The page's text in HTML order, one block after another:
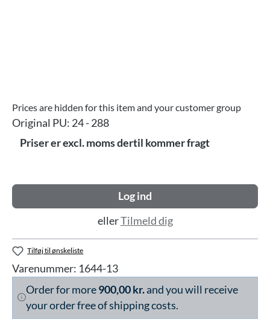
Prices are hidden for this item and your customer group
Original PU: 24 - 288
Priser er excl. moms dertil kommer fragt
Log ind
ellerTilmeld dig
Tilføj til ønskeliste
Varenummer: 1644-13
Order for more900,00 kr.and you will receive
your order free of shipping costs.